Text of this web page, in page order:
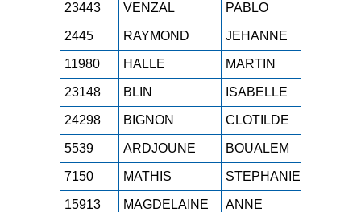
23443 VENZAL PABLO
2445 RAYMOND JEHANNE
11980 HALLE MARTIN
23148 BLIN ISABELLE
24298 BIGNON CLOTILDE
5539 ARDJOUNE BOUALEM
7150 MATHIS STEPHANIE
15913 MAGDELAINE ANNE